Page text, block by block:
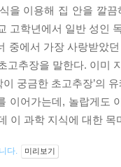
을 이용해 집 안을 깔
고학년에서 일반 성인
중에서 가장 사랑받았
고추장을 말한다. 이미
이 궁금한 초고추장’
이어가는데, 놀랍게도
이 과학 지식에 대한
다. 미리보기